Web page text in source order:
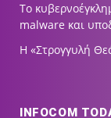
Το
malware και
Η «Στρογγυλή
INFOCOM